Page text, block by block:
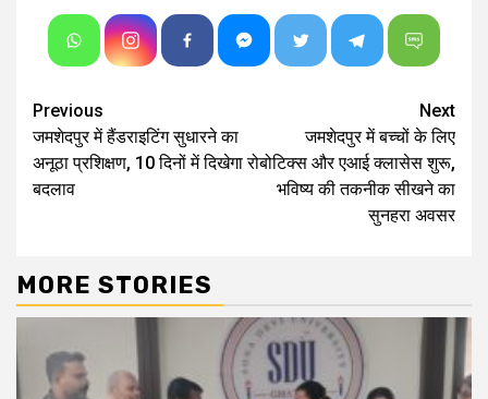
Continue
Reading
Previous
जमशेदपुर में हैंडराइटिंग सुधारने का
अनूठा प्रशिक्षण, 10 दिनों में दिखेगा
बदलाव
Next
जमशेदपुर में बच्चों के लिए
रोबोटिक्स और एआई क्लासेस शुरू,
भविष्य की तकनीक सीखने का
सुनहरा अवसर
MORE STORIES